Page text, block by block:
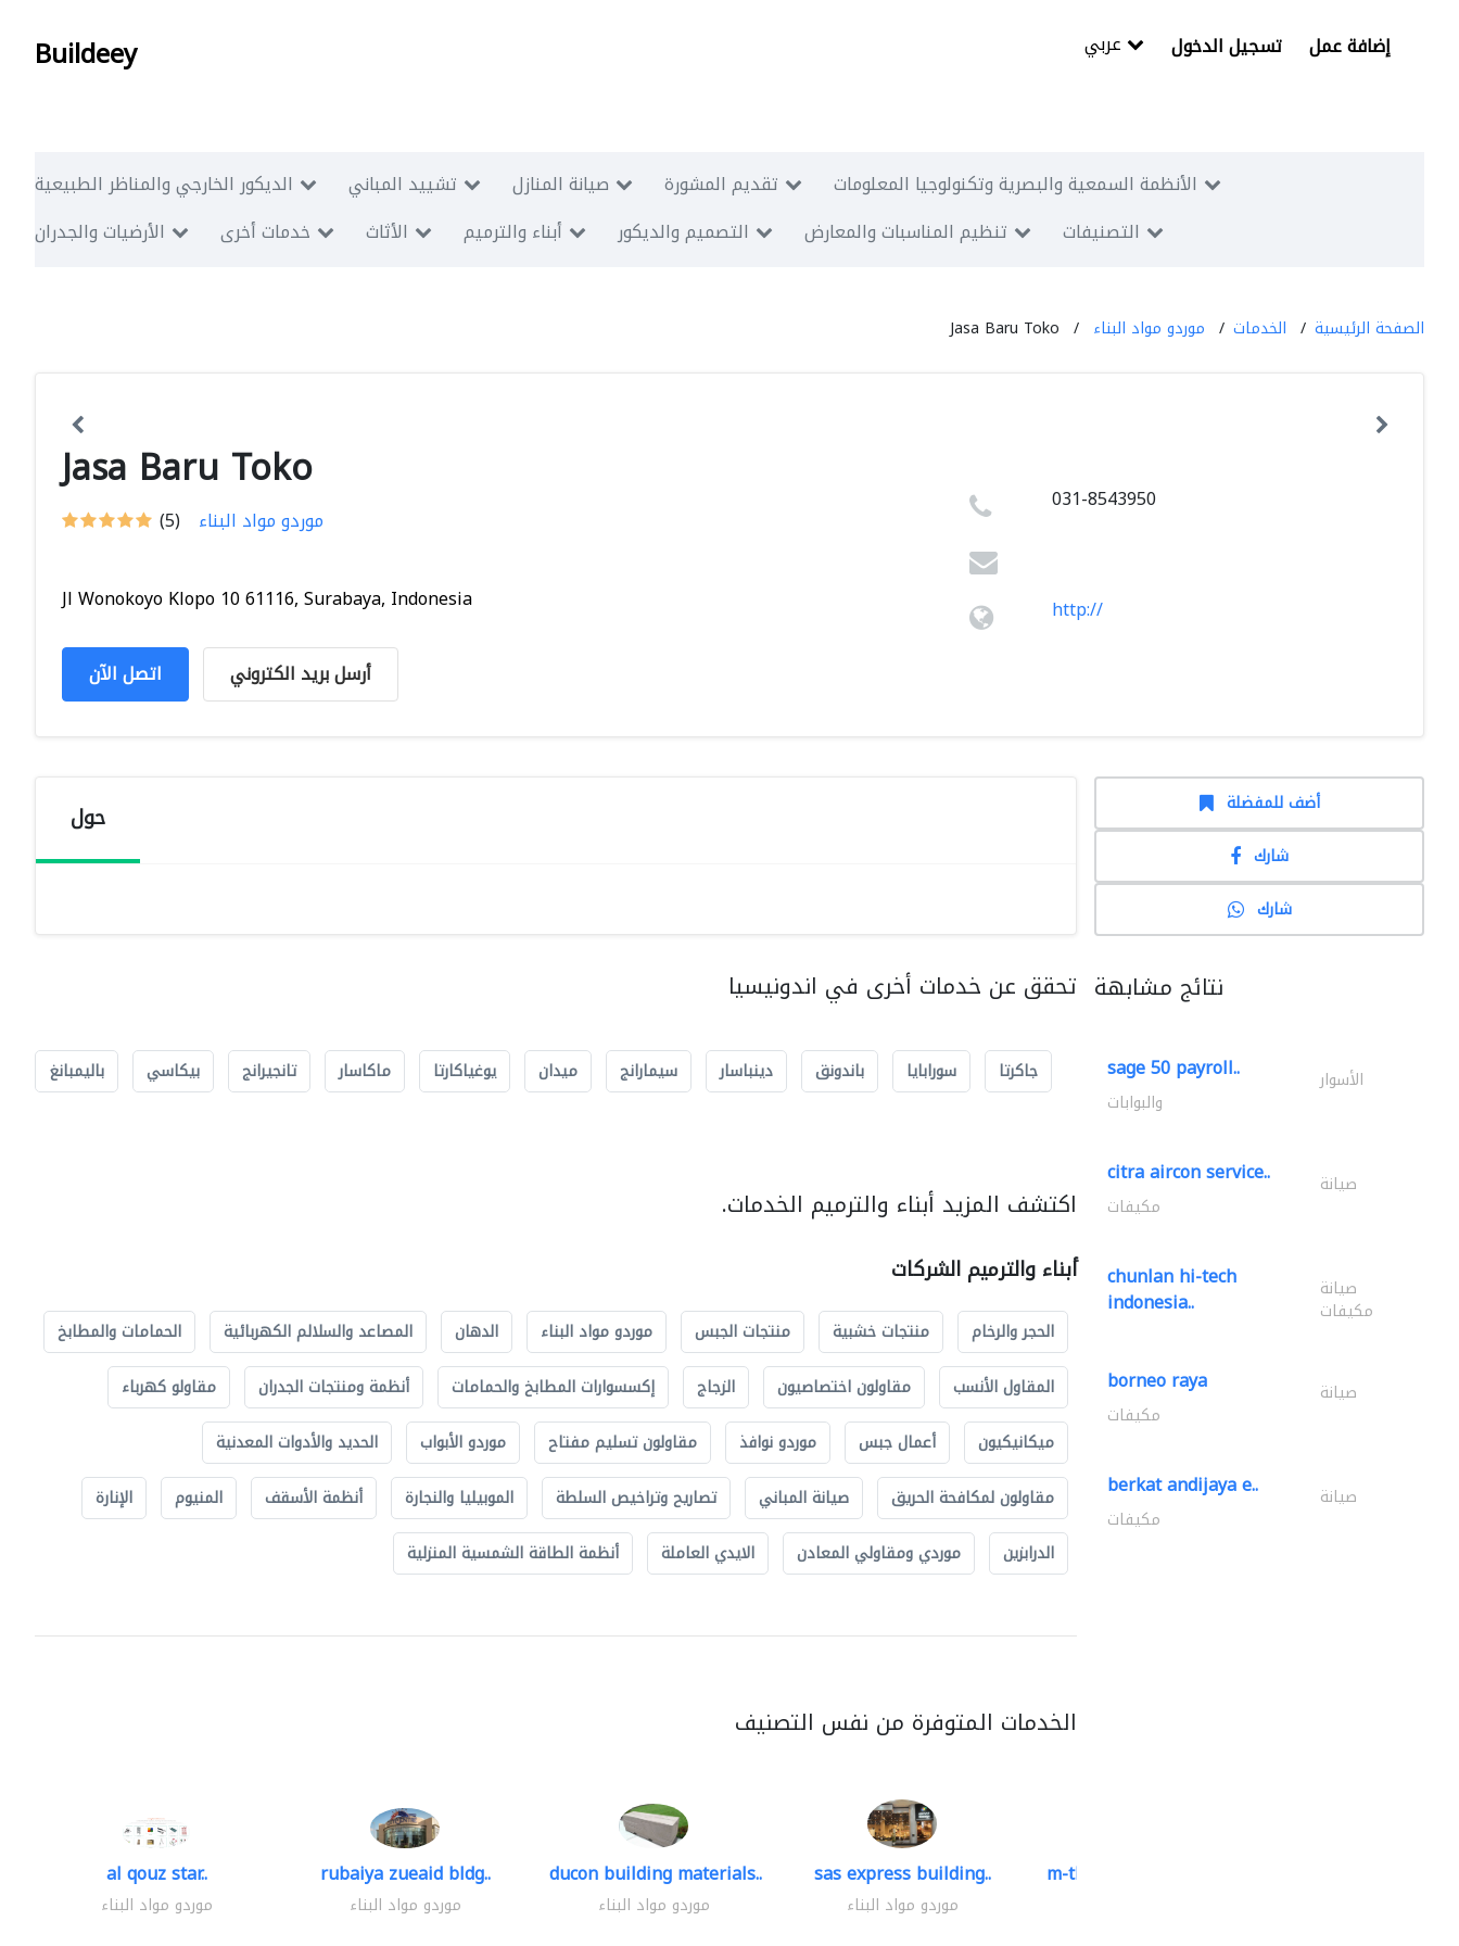
Buildeey تسجيل الدخول إضافة عمل
الديكور الخارجي والمناظر الطبيعية تشييد المباني صيانة المنازل تقديم المشورة
الأنظمة السمعية والبصرية وتكنولوجيا المعلومات
الأرضيات والجدران
خدمات أخرى الأثاث أبناء والترميم التصميم والديكور تنظيم المناسبات والمعارض التصنيفات
الصفحة الرئيسية الخدمات موردو مواد البناء Jasa Baru Toko
Jasa Baru Toko
(5) موردو مواد البناء
Jl Wonokoyo Klopo 10 61116, Surabaya, Indonesia
اتصل الآن أرسل بريد الكتروني
031-8543950
http://
حول
تحقق عن خدمات أخرى في اندونيسيا
جاكرتا سورابايا باندونق دينباسار سيمارانج ميدان يوغياكارتا ماكاسار تانجيرانج بيكاسي باليمبانغ
اكتشف المزيد أبناء والترميم الخدمات.
أبناء والترميم الشركات
الحجر والرخام منتجات خشبية منتجات الجبس موردو مواد البناء الدهان المصاعد والسلالم الكهربائية
الحمامات والمطابخ
المقاول الأنسب
مقاولون اختصاصيون الزجاج إكسسوارات المطابخ والحمامات أنظمة ومنتجات الجدران
مقاولو كهرباء
ميكانيكيون
أعمال جبس موردو نوافذ مقاولون تسليم مفتاح موردو الأبواب
الحديد والأدوات المعدنية
مقاولون لمكافحة الحريق
صيانة المباني تصاريح وتراخيص السلطة الموبيليا والنجارة أنظمة الأسقف المنيوم
الإنارة
الدرابزين
موردي ومقاولي المعادن الايدي العاملة أنظمة الطاقة الشمسية المنزلية
الخدمات المتوفرة من نفس التصنيف
al qouz star..
موردو مواد البناء
rubaiya zueaid bldg..
موردو مواد البناء
ducon building materials..
موردو مواد البناء
sas express building..
موردو مواد البناء
m-three building materials
أضف للمفضلة
شارك
شارك
نتائج مشابهة
sage 50 payroll.. الأسوار
والبوابات
citra aircon service.. صيانة
مكيفات
chunlan hi-tech
indonesia.. صيانة
مكيفات
borneo raya صيانة
مكيفات
berkat andijaya e.. صيانة
مكيفات